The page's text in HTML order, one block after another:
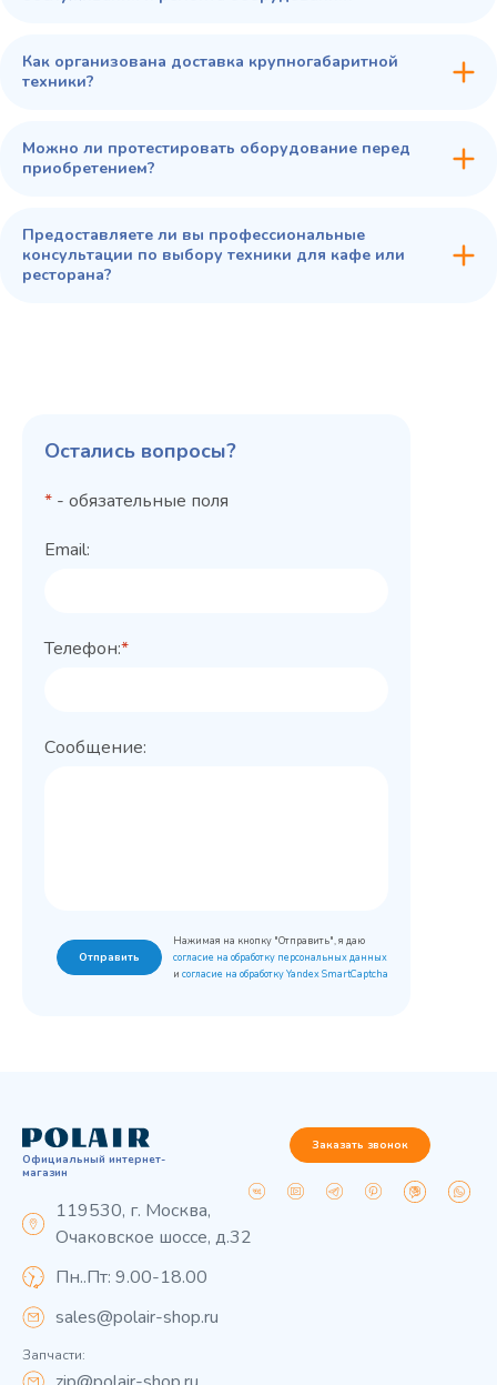
Как организована доставка крупногабаритной
техники?
Можно ли протестировать оборудование перед
приобретением?
Предоставляете ли вы профессиональные
консультации по выбору техники для кафе или
ресторана?
Остались вопросы?
* - обязательные поля
Email:
Телефон:*
Сообщение:
Отправить
Нажимая на кнопку "Отправить", я даю
согласие на обработку персональных данных
и согласие на обработку Yandex SmartCaptcha
Официальный интернет-
магазин
119530, г. Москва,
Очаковское шоссе, д.32
Пн..Пт: 9.00-18.00
sales@polair-shop.ru
Запчасти:
Заказать звонок